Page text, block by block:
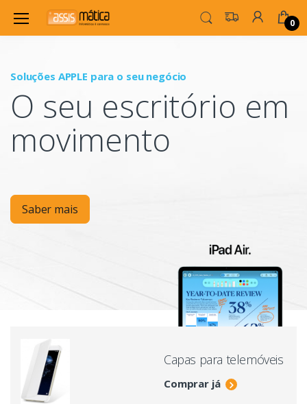
0
Soluções APPLE para o seu negócio
O seu escritório em
movimento
Saber mais
Capas para telemóveis
Comprar já